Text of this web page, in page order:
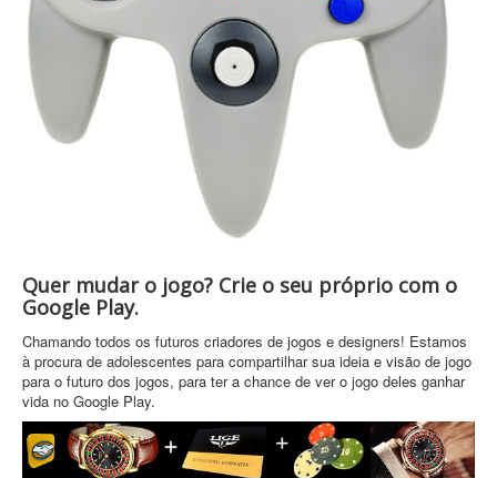
Quer mudar o jogo? Crie o seu próprio com o
Google Play.
Chamando todos os futuros criadores de jogos e designers! Estamos
à procura de adolescentes para compartilhar sua ideia e visão de jogo
para o futuro dos jogos, para ter a chance de ver o jogo deles ganhar
vida no Google Play.